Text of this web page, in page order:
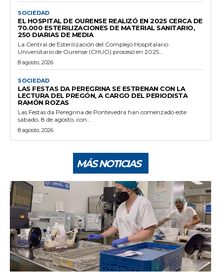
SOCIEDAD
EL HOSPITAL DE OURENSE REALIZÓ EN 2025 CERCA DE
70.000 ESTERILIZACIONES DE MATERIAL SANITARIO,
250 DIARIAS DE MEDIA
La Central de Esterilización del Complejo Hospitalario
Universitario de Ourense (CHUO) procesó en 2025...
8 agosto, 2026
SOCIEDAD
LAS FESTAS DA PEREGRINA SE ESTRENAN CON LA
LECTURA DEL PREGÓN, A CARGO DEL PERIODISTA
RAMÓN ROZAS
Las Festas da Peregrina de Pontevedra han comenzado este
sábado, 8 de agosto, con...
8 agosto, 2026
MÁS NOTICIAS